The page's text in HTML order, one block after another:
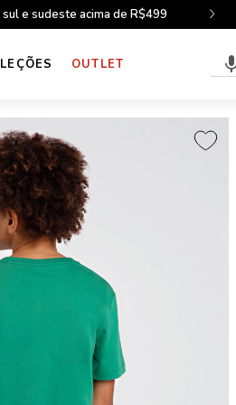
sul e sudeste acima de R$499
OUTLET